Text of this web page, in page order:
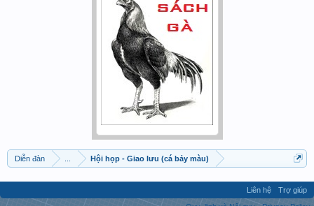
Diễn đàn ... Hội họp - Giao lưu (cá bảy màu)
Liên hệ
Trợ giúp